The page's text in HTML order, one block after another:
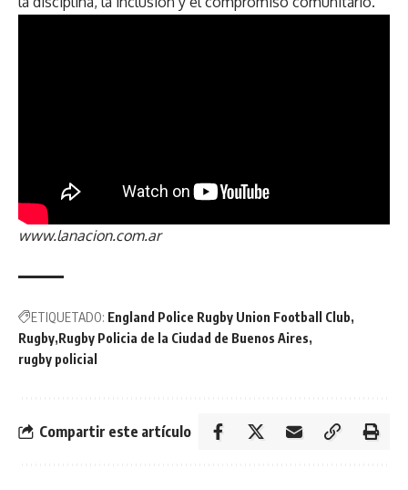
www.lanacion.com.ar
ETIQUETADO: England Police Rugby Union Football Club
Rugby Rugby Policia de la Ciudad de Buenos Aires
rugby policial
Compartir este artículo